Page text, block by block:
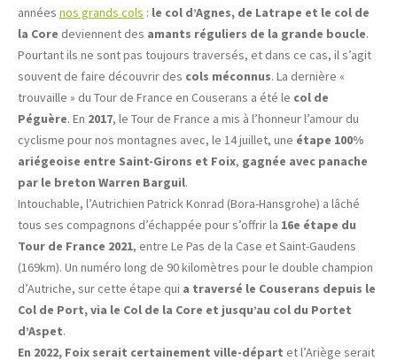
années nos grands cols : le col d’Agnes, de Latrape et le col de
la Core deviennent des amants réguliers de la grande boucle.
Pourtant ils ne sont pas toujours traversés, et dans ce cas, il s’agit
souvent de faire découvrir des cols méconnus. La dernière «
trouvaille » du Tour de France en Couserans a été le col de
Péguère. En 2017, le Tour de France a mis à l’honneur l’amour du
cyclisme pour nos montagnes avec, le 14 juillet, une étape 100%
ariégeoise entre Saint-Girons et Foix, gagnée avec panache
par le breton Warren Barguil.
Intouchable, l’Autrichien Patrick Konrad (Bora-Hansgrohe) a lâché
tous ses compagnons d’échappée pour s’offrir la 16e étape du
Tour de France 2021, entre Le Pas de la Case et Saint-Gaudens
(169km). Un numéro long de 90 kilomètres pour le double champion
d’Autriche, sur cette étape qui a traversé le Couserans depuis le
Col de Port, via le Col de la Core et jusqu’au col du Portet
d’Aspet.
En 2022, Foix serait certainement ville-départ et l’Ariège serait